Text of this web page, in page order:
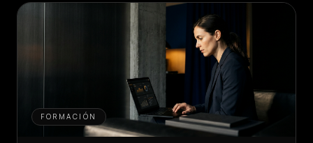
FORMACIÓN